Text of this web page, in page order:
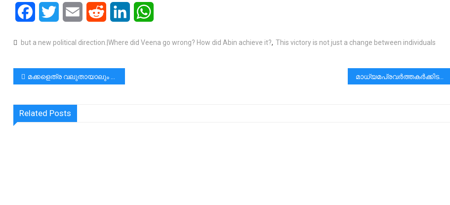
FacebookTwitter Email Reddit LinkedIn
but a new political direction.|Where did Veena go wrong? How did Abin achieve it?, This victory is not just a change between individuals
പോസ്റ്റുകളിലൂടെ
മക്കളെത്ര വലുതായാലും അവരുടെ ഒരു ചുംബനം പല സമയങ്ങളിലും അച്ഛനും അമ്മയും ആഗ്രഹിക്കാറുണ്ട് , പക്ഷേ, നമ്മളതറിഞ്ഞ് കൊടുക്കേണ്ടത് തന്നെയാണ് മാധ്യമപ്രവർത്തകർക്കിടയിൽ ഭീതി പടർത്താൻ ശ്രമിച്ച ഭരണകൂട നടപടികൾ വിപരീതഫലമാണ് ഉണ്ടാക്കിയത്.
Related Posts